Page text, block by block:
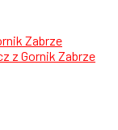
Zabrze
z Gornik Zabrze